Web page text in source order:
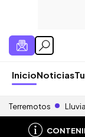
InicioNoticias
Terremotos